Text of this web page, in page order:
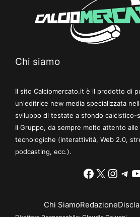
Chi siamo
Il sito Calciomercato.it è il prodotto di
un'editrice new media specializzata
sviluppo di testate a sfondo calcistico-
Il Gruppo, da sempre molto attento
tecnologiche (interattività, Web 2.0,
podcasting, ecc.).
Facebook
X
Chi SiamoRedazione